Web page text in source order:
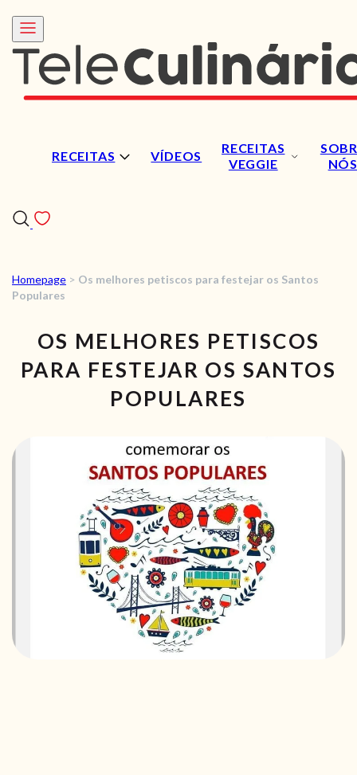
RECEITAS VÍDEOS
RECEITAS
VEGGIE
NÓS
RECEITAS
RECEITAS VEGGIE
SOBRE NÓS
LOJA ONLINE
BLOG
Homepage > Os melhores petiscos para festejar os Santos
Populares
OS MELHORES PETISCOS
PARA FESTEJAR OS SANTOS
POPULARES